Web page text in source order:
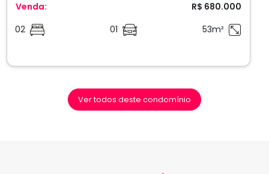
Venda:
R$ 680.000
02
01 53m²
Ver todos deste condomínio